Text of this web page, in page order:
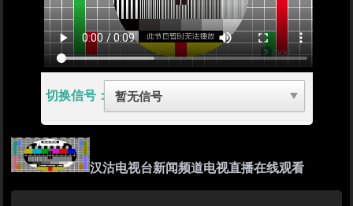
切换信号：
汉沽电视台新闻频道电视直播在线观看